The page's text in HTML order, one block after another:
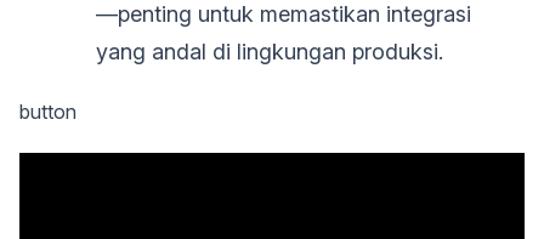
—penting untuk memastikan integrasi
yang andal di lingkungan produksi.
button